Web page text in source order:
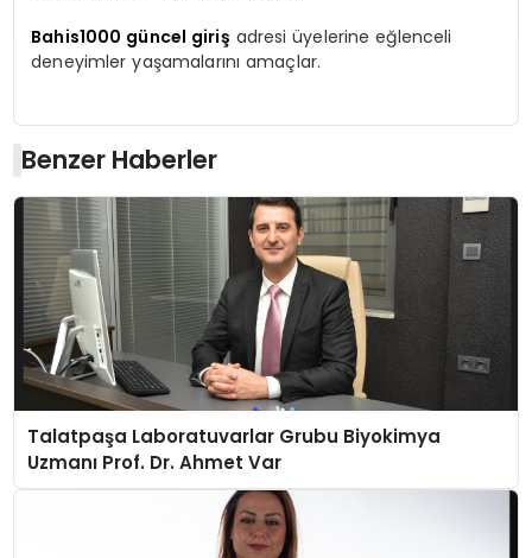
Bahis1000 güncel giriş adresi üyelerine eğlenceli
deneyimler yaşamalarını amaçlar.
Benzer Haberler
Talatpaşa Laboratuvarlar Grubu Biyokimya
Uzmanı Prof. Dr. Ahmet Var